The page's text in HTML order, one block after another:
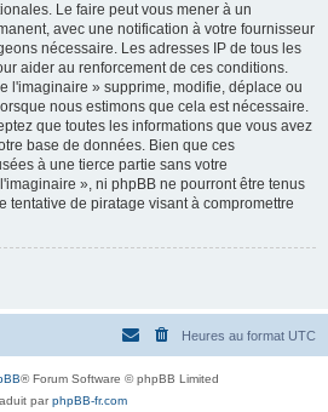
Le faire peut vous mener à un
avec une notification à votre fournisseur
nécessaire. Les adresses IP de tous les
aider au renforcement de ces conditions.
l'imaginaire » supprime, modifie, déplace ou
nous estimons que cela est nécessaire.
que toutes les informations que vous avez
base de données. Bien que ces
à une tierce partie sans votre
», ni phpBB ne pourront être tenus
tentative de piratage visant à compromettre
Heures au format UTC
® Forum Software © phpBB Limited
parphpBB-fr.com